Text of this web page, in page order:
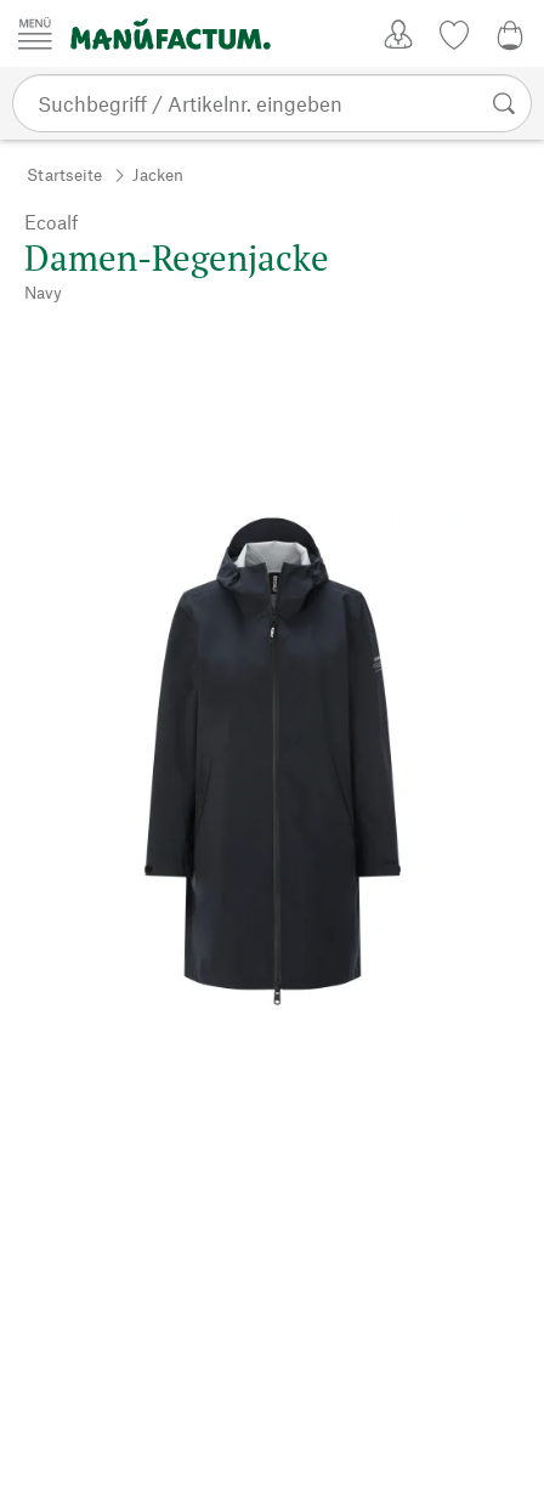
Zum Inhalt springen
Startseite Jacken
Ecoalf
Damen-Regenjacke
Navy